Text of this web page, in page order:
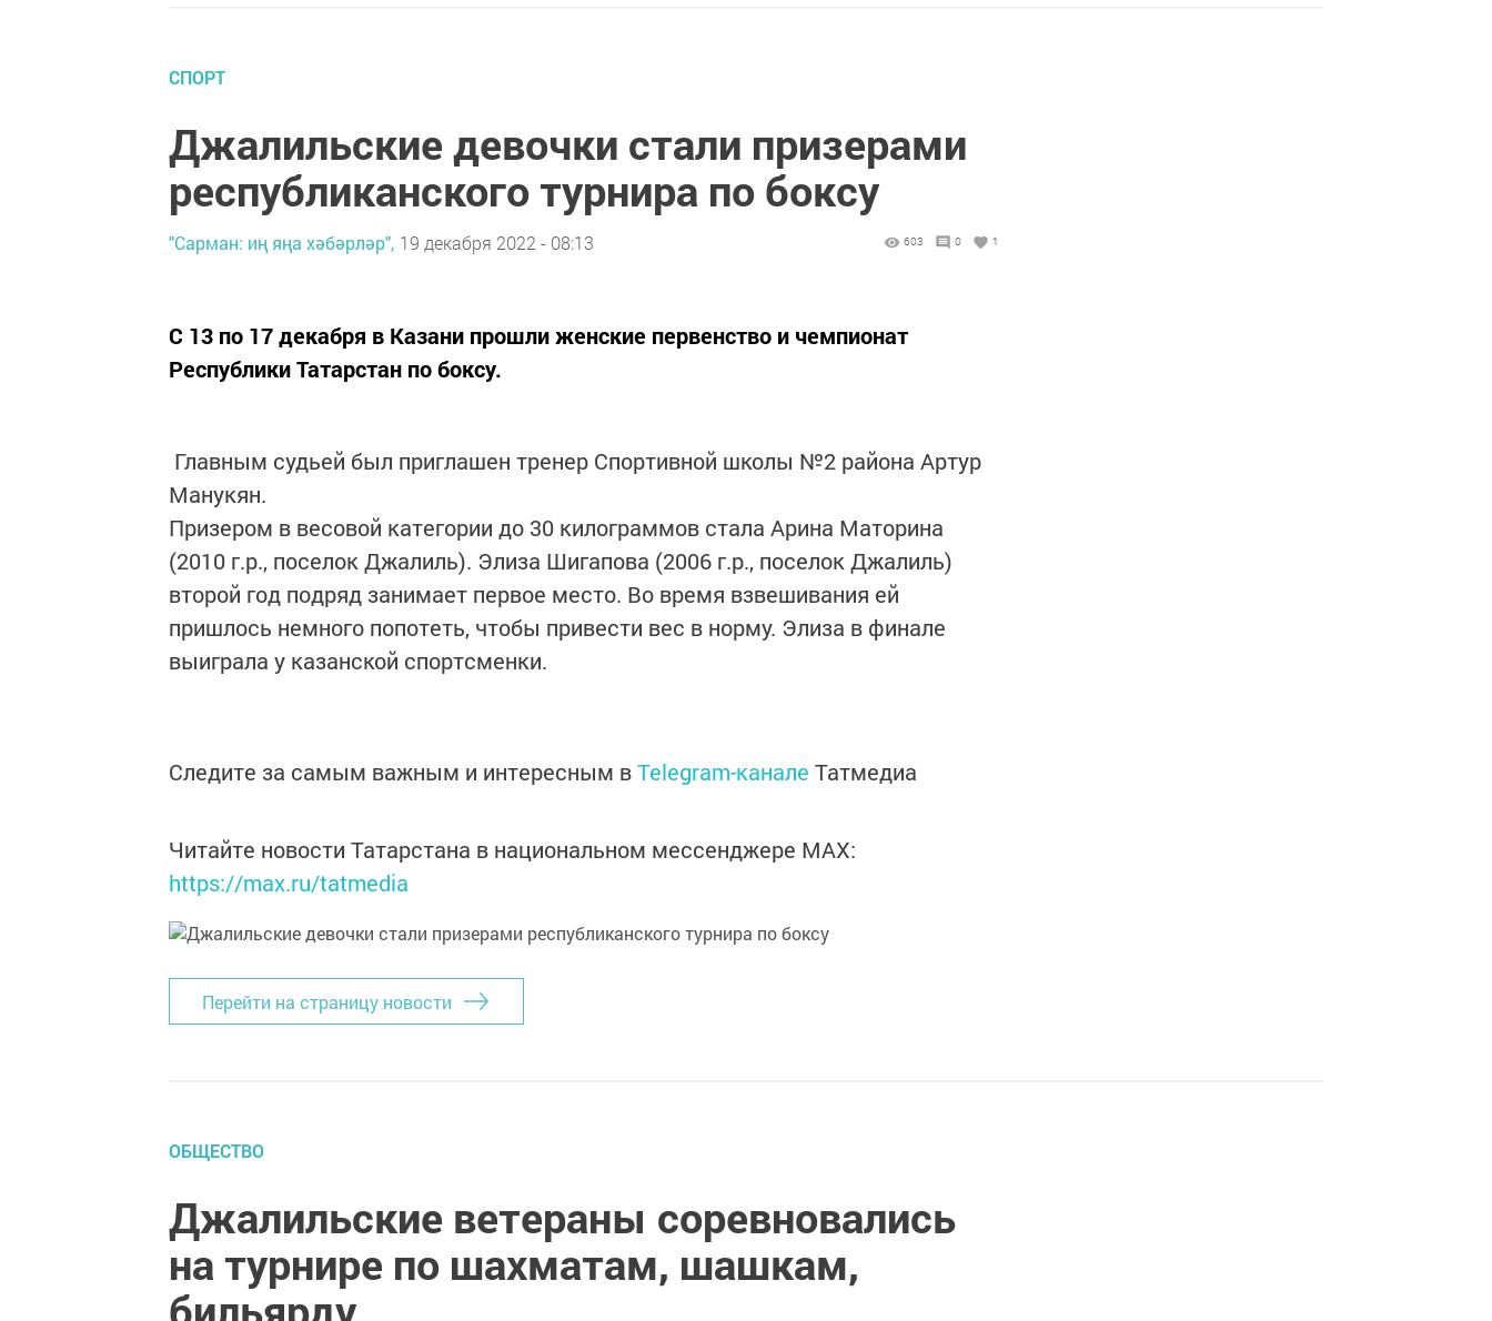
СПОРТ
Джалильские девочки стали призерами
республиканского турнира по боксу
"Сарман: иң яңа хәбәрләр", 19 декабря 2022 - 08:13 603 0 1
С 13 по 17 декабря в Казани прошли женские первенство и чемпионат
Республики Татарстан по боксу.
Главным судьей был приглашен тренер Спортивной школы №2 района Артур
Манукян.
Призером в весовой категории до 30 килограммов стала Арина Маторина
(2010 г.р., поселок Джалиль). Элиза Шигапова (2006 г.р., поселок Джалиль)
второй год подряд занимает первое место. Во время взвешивания ей
пришлось немного попотеть, чтобы привести вес в норму. Элиза в финале
выиграла у казанской спортсменки.
Следите за самым важным и интересным вTelegram-канале Татмедиа
Читайте новости Татарстана в национальном мессенджере MАХ:
https://max.ru/tatmedia
Перейти на страницу новости
ОБЩЕСТВО
Джалильские ветераны соревновались
на турнире по шахматам, шашкам,
бильярду